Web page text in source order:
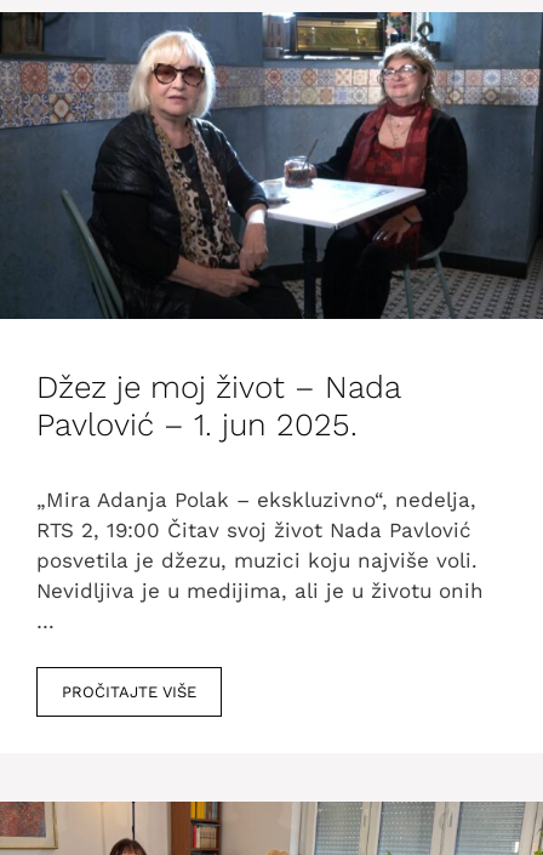
Džez je moj život – Nada
Pavlović – 1. jun 2025.
„Mira Adanja Polak – ekskluzivno“, nedelja,
RTS 2, 19:00 Čitav svoj život Nada Pavlović
posvetila je džezu, muzici koju najviše voli.
Nevidljiva je u medijima, ali je u životu onih
…
PROČITAJTE VIŠE